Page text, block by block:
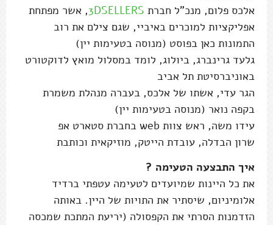
אלכס פלום, מנכ"ל חברת 3DSELLERS, אשר מפתחת
אפליקציות למוכרים באיביי, שגם צילם את רוב
התמונות כאן בפוסט (מנוסה בטעימות יין)
גלעד גרינברג, ביולוג, לומד במסלול מואץ לדוקטורט
באוניברסיטת תל אביב
הגר עדי, אשתו של אלכס, בעברה מנהלת משמרת
בקפה נואר (מנוסה בטעימות יין)
עידו משה, ראש צוות web בחברת סטארט אפ
שרון הבדלה, עובדת הייטק, מוזיקאית וכותבת
איך התבצעה הטעימה ?
את כל היינות שמיועדים לטעימה עטפתי ברדיד
אלומיניום, שיסתיר את התויות של היין. באותה
הזדמנות הסרתי את הקפסולה (יריעת המתכת שמכסה